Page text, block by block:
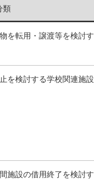
類
を転用・譲渡等を検討す
を検討する学校関連施設
施設の借用終了を検討す